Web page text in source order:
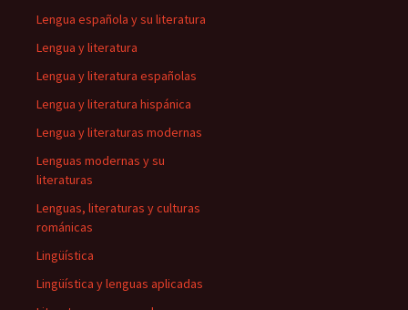
Lengua española y su literatura
Lengua y literatura
Lengua y literatura españolas
Lengua y literatura hispánica
Lengua y literaturas modernas
Lenguas modernas y su
literaturas
Lenguas, literaturas y culturas
románicas
Lingüística
Lingüística y lenguas aplicadas